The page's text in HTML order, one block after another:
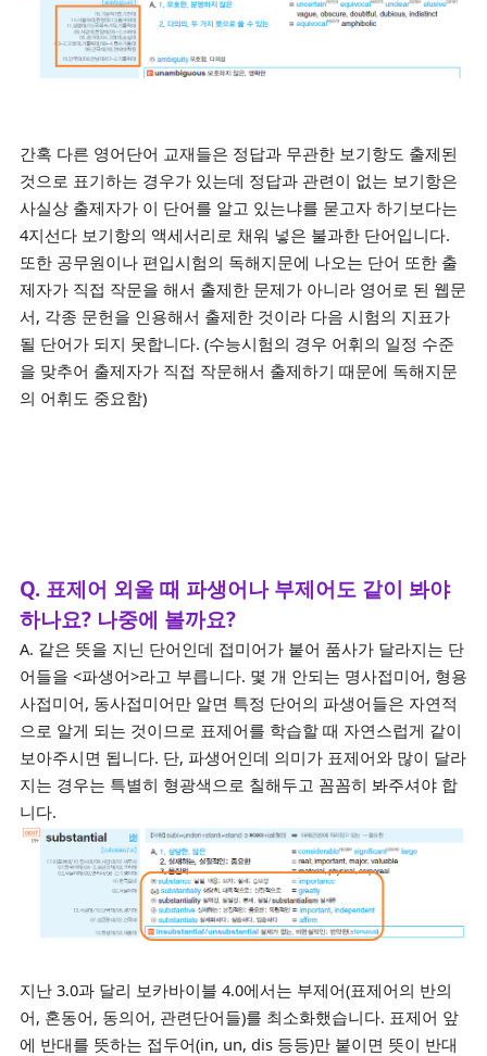
간혹 다른 영어단어 교재들은 정답과 무관한 보기항도 출제된
것으로 표기하는 경우가 있는데 정답과 관련이 없는 보기항은
사실상 출제자가 이 단어를 알고 있는냐를 묻고자 하기보다는
4지선다 보기항의 액세서리로 채워 넣은 불과한 단어입니다.
또한 공무원이나 편입시험의 독해지문에 나오는 단어 또한 출
제자가 직접 작문을 해서 출제한 문제가 아니라 영어로 된 웹문
서, 각종 문헌을 인용해서 출제한 것이라 다음 시험의 지표가
될 단어가 되지 못합니다. (수능시험의 경우 어휘의 일정 수준
을 맞추어 출제자가 직접 작문해서 출제하기 때문에 독해지문
의 어휘도 중요함)
Q. 표제어 외울 때 파생어나 부제어도 같이 봐야
하나요? 나중에 볼까요?
A. 같은 뜻을 지닌 단어인데 접미어가 붙어 품사가 달라지는 단
어들을 <파생어>라고 부릅니다. 몇 개 안되는 명사접미어, 형용
사접미어, 동사접미어만 알면 특정 단어의 파생어들은 자연적
으로 알게 되는 것이므로 표제어를 학습할 때 자연스럽게 같이
보아주시면 됩니다. 단, 파생어인데 의미가 표제어와 많이 달라
지는 경우는 특별히 형광색으로 칠해두고 꼼꼼히 봐주셔야 합
니다.
지난 3.0과 달리 보카바이블 4.0에서는 부제어(표제어의 반의
어, 혼동어, 동의어, 관련단어들)를 최소화했습니다. 표제어 앞
에 반대를 뜻하는 접두어(in, un, dis 등등)만 붙이면 뜻이 반대